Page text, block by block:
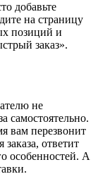
добавьте
на страницу
позиций и
заказ».
не
самостоятельно.
вам перезвонит
ответит
особенностей. А